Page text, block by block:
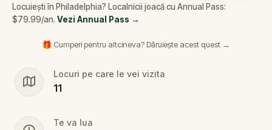
Locuiești în Philadelphia? Localnicii joacă cu Annual Pass:
$79.99/an. Vezi Annual Pass →
🎁 Cumperi pentru altcineva? Dăruiește acest quest →
Locuri pe care le vei vizita
11
Te va lua